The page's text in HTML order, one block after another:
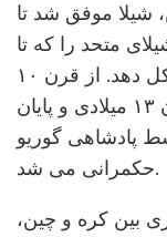
شیلا موفق شد تا
متحد را که تا
سال ۹۳۵ میلادی حکمرانی کرد، شکل دهد. از قرن ۱۰
میلادی تا زمان حمله ی مغولان در قرن ۱۳ میلادی و پایان
پادشاهی گوریو
حکمرانی می شد.
بین کره و چین،